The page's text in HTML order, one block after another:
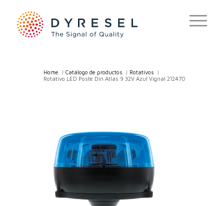
Home /Catálogo de productos Rotativos
Rotativo LED Poste Din Atlas 9 32V Azul Vignal 212470